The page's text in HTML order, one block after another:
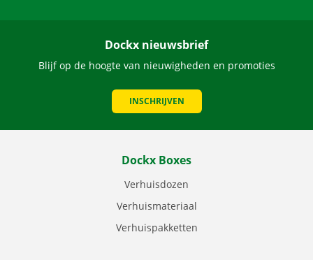
Dockx nieuwsbrief
Blijf op de hoogte van nieuwigheden en promoties
INSCHRIJVEN
Dockx Boxes
Verhuisdozen
Verhuismateriaal
Verhuispakketten